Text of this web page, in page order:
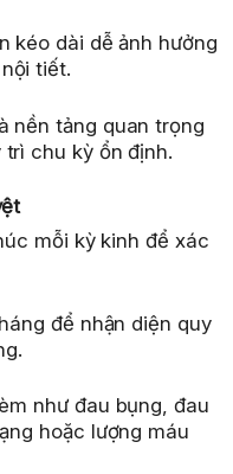
kéo dài dễ ảnh hưởng
tiết.
nền tảng quan trọng
chu kỳ ổn định.
mỗi kỳ kinh để xác
để nhận diện quy
như đau bụng, đau
hoặc lượng máu